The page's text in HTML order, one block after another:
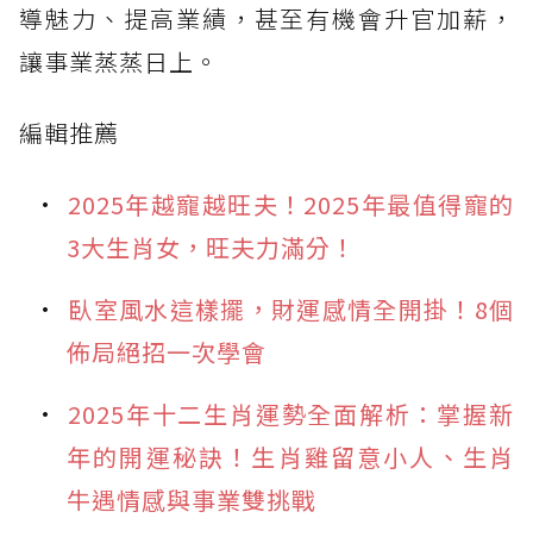
導魅力、提高業績，甚至有機會升官加薪，
讓事業蒸蒸日上。
編輯推薦
2025年越寵越旺夫！2025年最值得寵的
3大生肖女，旺夫力滿分！
臥室風水這樣擺，財運感情全開掛！8個
佈局絕招一次學會
2025年十二生肖運勢全面解析：掌握新
年的開運秘訣！生肖雞留意小人、生肖
牛遇情感與事業雙挑戰